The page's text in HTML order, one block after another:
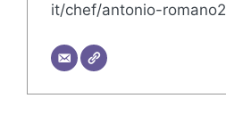
it/chef/antonio-romano2